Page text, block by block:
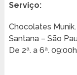
Serviço:
Chocolates
Santana – São
De 2ª. a 6ª.